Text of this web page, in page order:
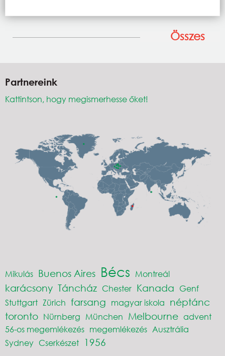
Összes
Partnereink
Kattintson, hogy megismerhesse őket!
Mikulás Buenos Aires Bécs Montreál
karácsony Táncház Chester Kanada Genf
Stuttgart Zürich farsang magyar iskola néptánc
toronto Nürnberg München Melbourne advent
56-os megemlékezés megemlékezés Ausztrália
Sydney Cserkészet 1956